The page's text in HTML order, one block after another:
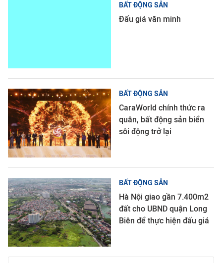
BẤT ĐỘNG SẢN
Đấu giá văn minh
BẤT ĐỘNG SẢN
CaraWorld chính thức ra
quân, bất động sản biển
sôi động trở lại
BẤT ĐỘNG SẢN
Hà Nội giao gần 7.400m2
đất cho UBND quận Long
Biên để thực hiện đấu giá